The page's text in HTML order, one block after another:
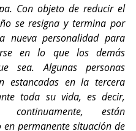
Con objeto de reducir el
se resigna y termina por
nueva personalidad para
en lo que los demás
sea. Algunas personas
estancadas en la tercera
toda su vida, es decir,
continuamente, están
en permanente situación de